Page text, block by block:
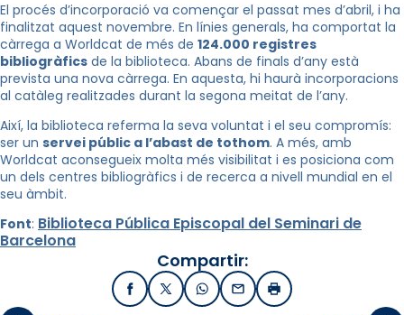
El procés d’incorporació va començar el passat mes d’abril, i ha
finalitzat aquest novembre. En línies generals, ha comportat la
càrrega a Worldcat de més de 124.000 registres
bibliogràfics de la biblioteca. Abans de finals d’any està
prevista una nova càrrega. En aquesta, hi haurà incorporacions
al catàleg realitzades durant la segona meitat de l’any.
Així, la biblioteca referma la seva voluntat i el seu compromís:
ser un servei públic a l’abast de tothom. A més, amb
Worldcat aconsegueix molta més visibilitat i es posiciona com
un dels centres bibliogràfics i de recerca a nivell mundial en el
seu àmbit.
Font: Biblioteca Pública Episcopal del Seminari de
Barcelona
Compartir:
FacebookX / TwitterWhatsApp
EmailImprimir